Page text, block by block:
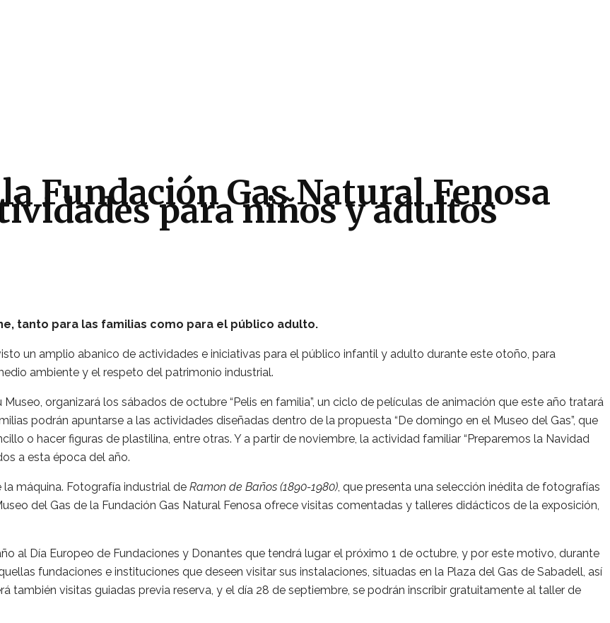
Fundación Gas Natural Fenosa
para niños y adultos
tanto para las familias como para el público adulto.
un amplio abanico de actividades e iniciativas para el público infantil y adulto durante este otoño, para
ambiente y el respeto del patrimonio industrial.
organizará los sábados de octubre “Pelis en familia”, un ciclo de películas de animación que este año tratará
podrán apuntarse a las actividades diseñadas dentro de la propuesta “De domingo en el Museo del Gas”, que
o hacer figuras de plastilina, entre otras. Y a partir de noviembre, la actividad familiar “Preparemos la Navidad
a esta época del año.
máquina. Fotografía industrial de Ramon de Baños (1890-1980), que presenta una selección inédita de fotografías
del Gas de la Fundación Gas Natural Fenosa ofrece visitas comentadas y talleres didácticos de la exposición,
al Día Europeo de Fundaciones y Donantes que tendrá lugar el próximo 1 de octubre, y por este motivo, durante
fundaciones e instituciones que deseen visitar sus instalaciones, situadas en la Plaza del Gas de Sabadell, así
también visitas guiadas previa reserva, y el día 28 de septiembre, se podrán inscribir gratuitamente al taller de